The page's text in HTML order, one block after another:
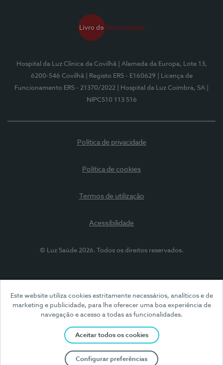
Este website utiliza cookies estritamente necessários, analíticos e de
marketing e publicidade, para lhe oferecer uma boa experiência de
navegação e acesso a todas as funcionalidades.
Aceitar todos os cookies
Configurar preferências
Hospital da Luz Clínica da Covilhã
| Alameda da Europa, Lote 13,
6200-546 Covilhã
| Registo ERS - E160629
| Licença de
Funcionamento ERS - 21370/2022
| Hospital da Luz Coimbra, SA
NIPC510 113 516
Política de privacidade
Política de cookies
Termos de utilização
Acessibilidade
© Luz Saúde 2026. Todos os direitos reservados.